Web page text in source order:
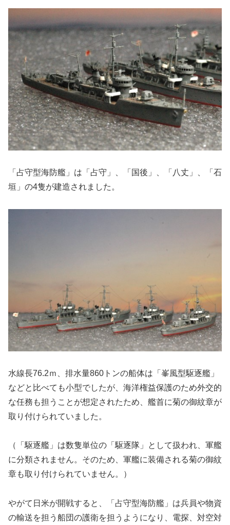
「占守型海防艦」は「占守」、「国後」、「八丈」、「石
垣」の4隻が建造されました。
水線長76.2ｍ、排水量860トンの船体は「峯風型駆逐艦」
などと比べても小型でしたが、海洋権益保護のため外交的
な任務も担うことが想定されたため、艦首に菊の御紋章が
取り付けられていました。
（「駆逐艦」は数隻単位の「駆逐隊」として扱われ、軍艦
に分類されません。そのため、軍艦に装備される菊の御紋
章も取り付けられていません。）
やがて日米が開戦すると、「占守型海防艦」は兵員や物資
の輸送を担う船団の護衛を担うようになり、電探、対空対